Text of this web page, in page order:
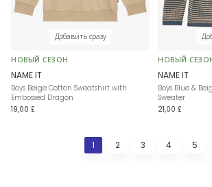
Добавить сразу
НОВЫЙ СЕЗОН
NAME IT
Boys Beige Cotton Sweatshirt with
Embossed Dragon
19,00 £
НОВЫЙ
NAME IT
Boys Blue &
Sweater
21,00 £
1 2 3 4 5